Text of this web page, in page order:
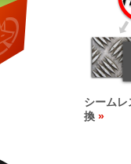
シーム
換